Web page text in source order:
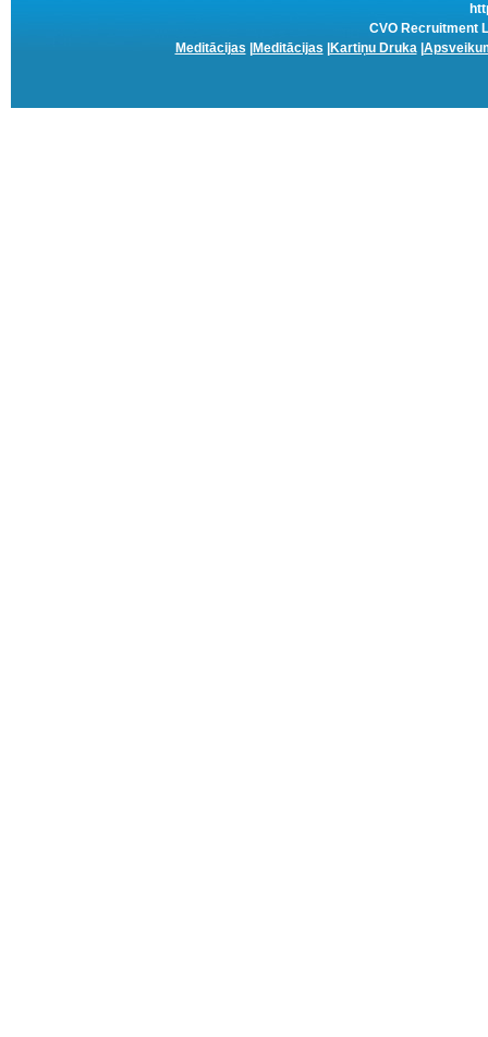
CVO Recruitment
Meditācijas
Meditācijas Kartiņu Druka|